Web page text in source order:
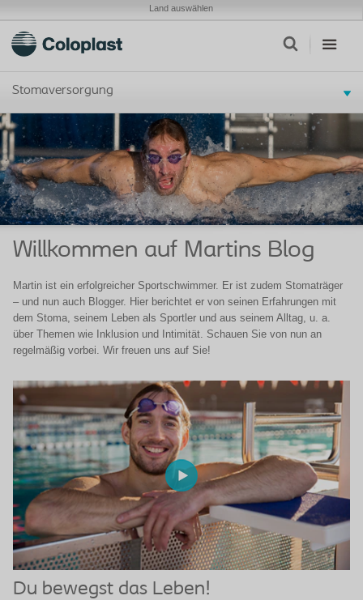
Land auswählen
Stomaversorgung
Willkommen auf Martins Blog
Martin ist ein erfolgreicher Sportschwimmer. Er ist zudem Stomaträger
– und nun auch Blogger. Hier berichtet er von seinen Erfahrungen mit
dem Stoma, seinem Leben als Sportler und aus seinem Alltag, u. a.
über Themen wie Inklusion und Intimität. Schauen Sie von nun an
regelmäßig vorbei. Wir freuen uns auf Sie!
Du bewegst das Leben!